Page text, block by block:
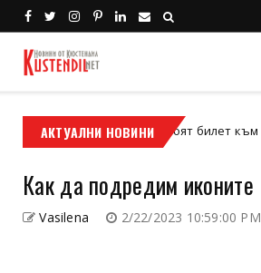
АКТУАЛНИ НОВИНИ
Кой е твоят билет към
Как да подредим иконите
Vasilena 2/22/2023 10:59:00 PM